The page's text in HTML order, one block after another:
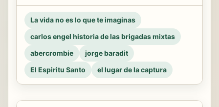
La vida no es lo que te imaginas
carlos engel historia de las brigadas mixtas
abercrombie
jorge baradit
El Espiritu Santo
el lugar de la captura